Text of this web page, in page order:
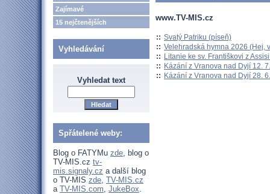
Zajímavé
15 nejčtenějších
Vyhledávání
Vyhledat text
Spřátelené weby:
Blog o FATYMu zde, blog o
TV-MIS.cz tv-
mis.signaly.cz a další blog
o TV-MIS zde, TV-MIS.cz
a TV-MIS.com, JukeBox.
www.TV-MIS.cz
:: Svatý Patriku (píseň)
:: Velehradská hymna 2026 (Hej,
:: Litanie ke sv. Františkovi z
:: Kázání z Vranova nad Dyjí 12.
:: Kázání z Vranova nad Dyjí 28.